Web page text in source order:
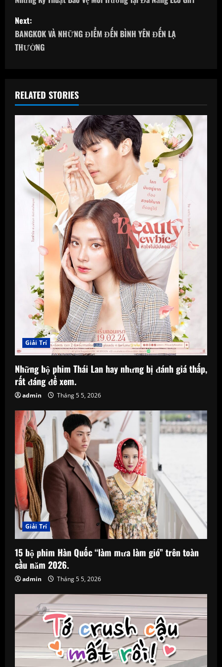
s
t
a
v
Next:
BANGKOK VÀ NHỮNG ĐIỂM ĐẾN BÌNH YÊN ĐẾN LẠ
THƯỜNG
RELATED STORIES
Giải Trí
Những bộ phim Thái Lan hay nhưng bị đánh giá thấp,
rất đáng để xem.
admin Tháng 5 5, 2026
Giải Trí
15 bộ phim Hàn Quốc “làm mưa làm gió” trên toàn
cầu năm 2026.
admin Tháng 5 5, 2026